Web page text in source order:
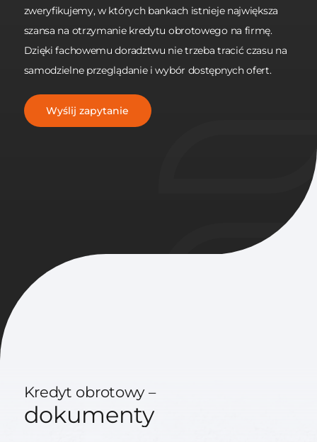
zweryfikujemy, w których bankach istnieje największa
szansa na otrzymanie kredytu obrotowego na firmę.
Dzięki fachowemu doradztwu nie trzeba tracić czasu na
samodzielne przeglądanie i wybór dostępnych ofert.
Wyślij zapytanie
Kredyt obrotowy –
dokumenty